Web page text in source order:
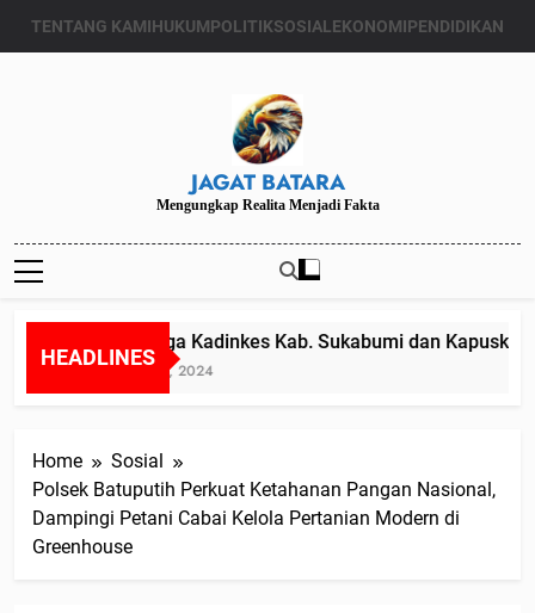
TENTANG KAMIHUKUMPOLITIKSOSIALEKONOMIPENDIDIKAN
JAGAT BATARA
Mengungkap Realita Menjadi Fakta
HEADLINES
Diduga Kadinkes Kab. Sukabumi dan
Juli 24, 2024
Home
Sosial
Polsek Batuputih Perkuat Ketahanan Pangan Nasional,
Dampingi Petani Cabai Kelola Pertanian Modern di
Greenhouse